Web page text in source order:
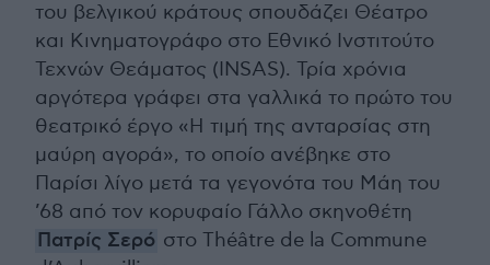
του βελγικού κράτους σπουδάζει Θέατρο
και Κινηματογράφο στο Εθνικό Ινστιτούτο
Τεχνών Θεάματος (INSAS). Τρία χρόνια
αργότερα γράφει στα γαλλικά το πρώτο του
θεατρικό έργο «Η τιμή της ανταρσίας στη
μαύρη αγορά», το οποίο ανέβηκε στο
Παρίσι λίγο μετά τα γεγονότα του Μάη του
’68 από τον κορυφαίο Γάλλο σκηνοθέτη
Πατρίς Σερό στο Théâtre de la Commune